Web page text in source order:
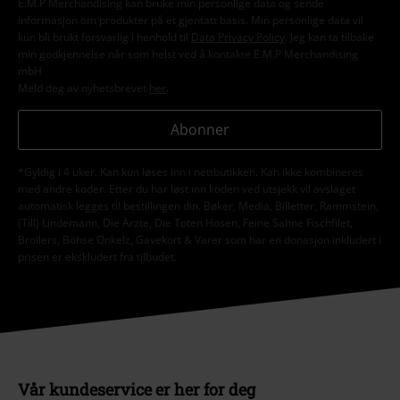
informasjon om produkter på et gjentatt basis. Min personlige data vil
kun bli brukt forsvarlig i henhold til
Data Privacy Policy
. Jeg kan ta tilbake
min godkjennelse når som helst ved å kontakte E.M.P Merchandising
mbH
Meld deg av nyhetsbrevet her
Abonner
*Gyldig i 4 uker. Kan kun løses inn i nettbutikken. Kan ikke kombineres
med andre koder. Etter du har løst inn koden ved utsjekk vil avslaget
automatisk legges til bestillingen din. Bøker, Media, Billetter, Rammstein,
(Till) Lindemann, Die Ärzte, Die Toten Hosen, Feine Sahne Fischfilet,
Broilers, Böhse Onkelz, Gavekort & Varer som har en donasjon inkludert i
prisen er ekskludert fra tilbudet.
Vår kundeservice er her for deg